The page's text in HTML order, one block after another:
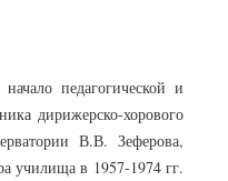
педагогической и
дирижерско-хорового
В.В. Зеферова,
училища в 1957-1974 гг.